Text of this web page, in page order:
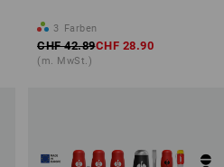
3 Farben
CHF 42.89CHF 28.90
(m. MwSt.)